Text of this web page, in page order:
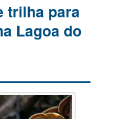
trilha para
Lagoa do